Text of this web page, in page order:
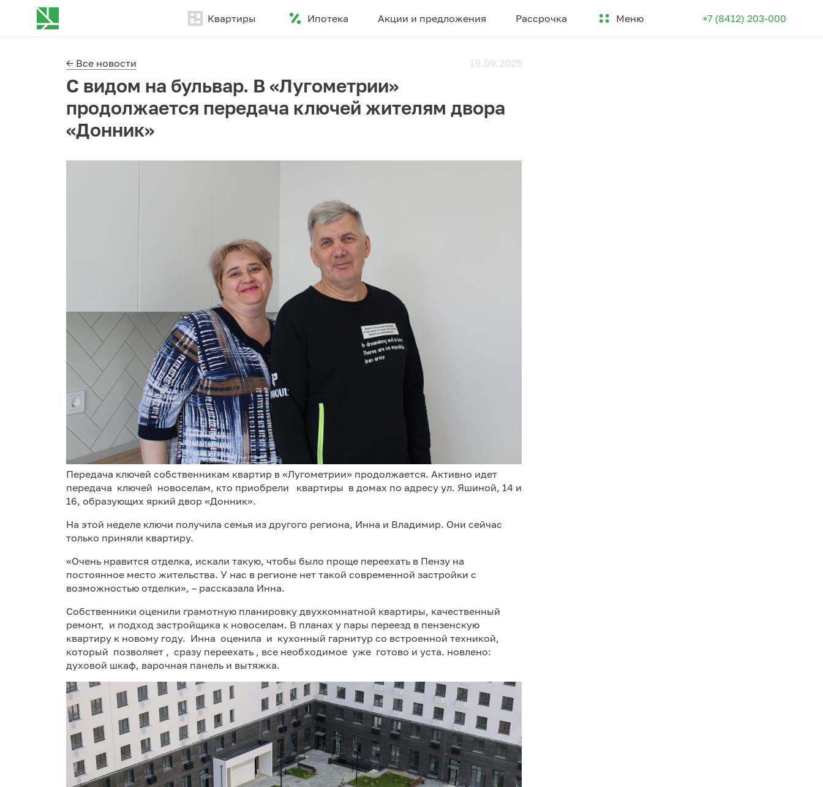
Квартиры Ипотека Акции и предложения Рассрочка Меню +7 (8412) 203-000
← Все новости 19.09.2025
С видом на бульвар. В «Лугометрии»
продолжается передача ключей жителям двора
«Донник»
Передача ключей собственникам квартир в «Лугометрии» продолжается. Активно идет
передача ключей новоселам, кто приобрели квартиры в домах по адресу ул. Яшиной, 14 и
16, образующих яркий двор «Донник».
На этой неделе ключи получила семья из другого региона, Инна и Владимир. Они сейчас
только приняли квартиру.
«Очень нравится отделка, искали такую, чтобы было проще переехать в Пензу на
постоянное место жительства. У нас в регионе нет такой современной застройки с
возможностью отделки», – рассказала Инна.
Собственники оценили грамотную планировку двухкомнатной квартиры, качественный
ремонт, и подход застройщика к новоселам. В планах у пары переезд в пензенскую
квартиру к новому году. Инна оценила и кухонный гарнитур со встроенной техникой,
который позволяет , сразу переехать , все необходимое уже готово и уста. новлено:
духовой шкаф, варочная панель и вытяжка.